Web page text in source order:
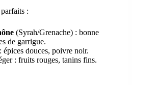
parfaits :
(Syrah/Grenache) : bonne
de garrigue.
épices douces, poivre noir.
: fruits rouges, tanins fins.